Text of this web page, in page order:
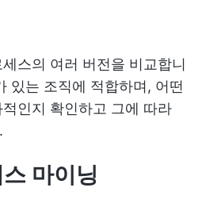
스의 여러 버전을 비교합니
있는 조직에 적합하며, 어떤
인지 확인하고 그에 따라
마이닝